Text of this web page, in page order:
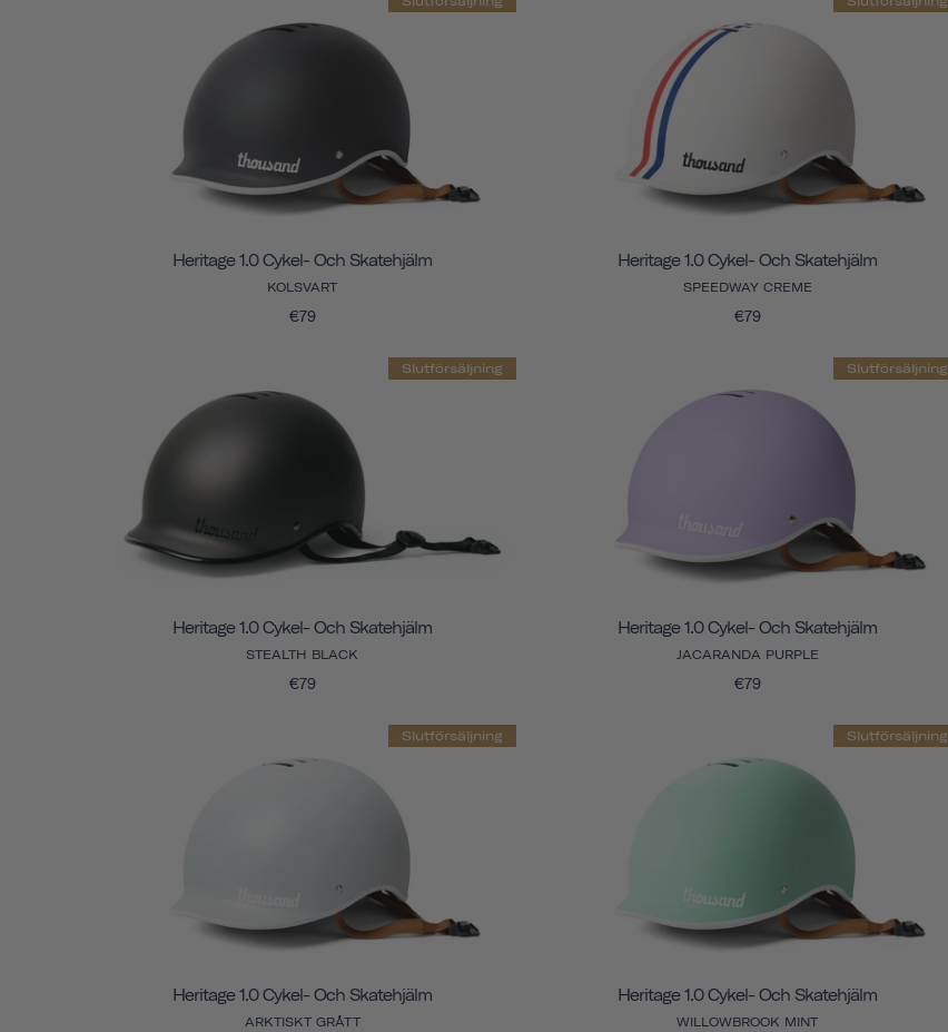
Heritage 1.0 Cykel- Och Skatehjälm
KOLSVART
€79
Heritage 1.0 Cykel- Och Skatehjälm
SPEEDWAY CREME
€79
Slutförsäljning
Heritage 1.0 Cykel- Och Skatehjälm
STEALTH BLACK
€79
Slutförsäljning
Heritage 1.0 Cykel- Och Skatehjälm
JACARANDA PURPLE
€79
Slutförsäljning
Heritage 1.0 Cykel- Och Skatehjälm
ARKTISKT GRÅTT
Slutförsäljning
Heritage 1.0 Cykel- Och Skatehjälm
WILLOWBROOK MINT